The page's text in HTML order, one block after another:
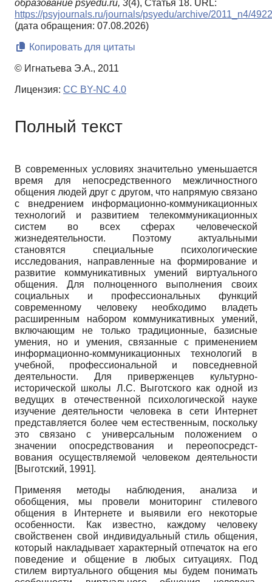
образование psyedu.ru, 3(4), Статья 18. URL:
https://psyjournals.ru/journals/psyedu/archive/2011_n4/
(дата обращения: 07.08.2026)
Копировать для цитаты
© Игнатьева Э.А., 2011
Лицензия: CC BY-NC 4.0
Полный текст
В современных условиях значительно уменьшается
время для непосредственного межличностного
общения людей друг с другом, что напрямую связано
с внедрением информационно-коммуникационных
технологий и развитием телекоммуникационных
систем во всех сферах человеческой
жизнедеятельности. Поэтому актуальными
становятся специальные психологические
исследования, направленные на формирование и
развитие коммуникативных умений виртуального
общения. Для полноценного выполнения своих
социальных и профессиональных функций
современному человеку необходимо владеть
расширенным набором коммуникативных умений,
включающим не только традиционные, базисные
умения, но и умения, связанные с применением
информационно-коммуникационных технологий в
учебной, профессиональной и повседневной
деятельности. Для приверженцев культурно-
исторической школы Л.С. Выгот­ского как одной из
ведущих в отечественной психологической науке
изучение деятельности человека в сети Интернет
представляется более чем естественным, поскольку
это связано с универсальным положением о
значении опосредствования и переопосредст-
вования осуществляемой человеком деятельности
[Выготский, 1991].
Применяя методы наблюдения, анализа и
обобщения, мы провели мониторинг стилевого
общения в Интернете и выявили его некоторые
особенности. Как известно, каждому человеку
свойственен свой индивидуальный стиль общения,
который накладывает характерный отпечаток на его
поведение и общение в любых ситуациях. Под
стилем виртуального общения мы будем понимать